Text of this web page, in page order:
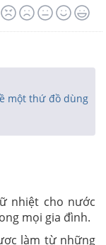
một thứ đồ dùng
cho nước
mọi gia đình.
làm từ những